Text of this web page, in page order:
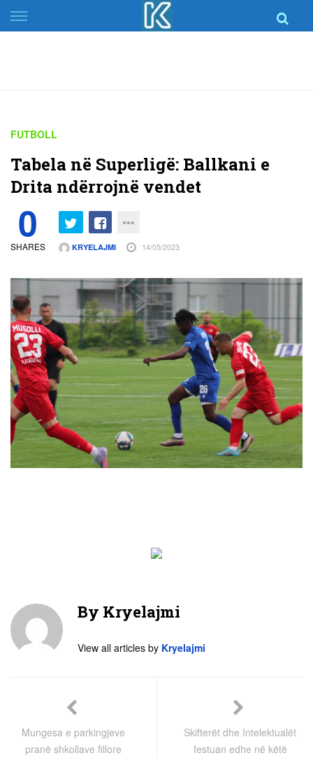
Skip
to
FUTBOLL
Tabela në Superligë: Ballkani e
Drita ndërrojnë vendet
0
SHARES KRYELAJMI 14/05/2023
By Kryelajmi
View all articles by Kryelajmi
Mungesa e parkingjeve
pranë shkollave fillore
Skifterët dhe Intelektualët
festuan edhe në këtë